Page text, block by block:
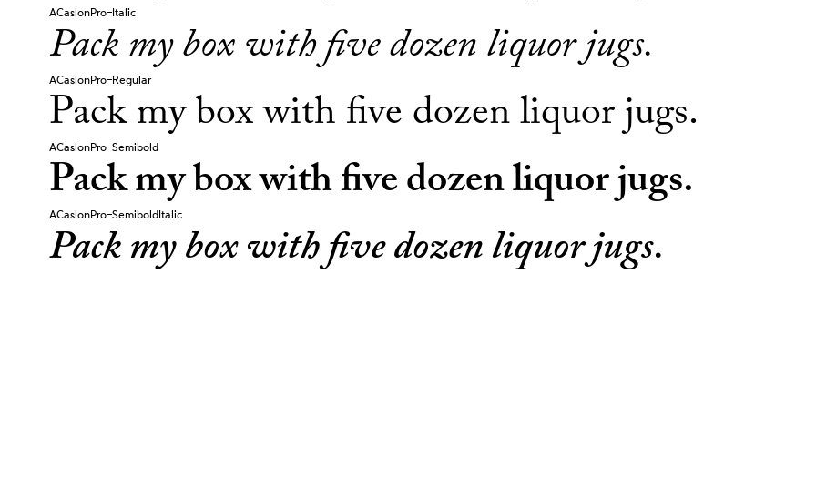
ACaslonPro-Italic
Pack my box with five dozen liquor jugs.
ACaslonPro-Regular
Pack my box with five dozen liquor jugs.
ACaslonPro-Semibold
Pack my box with five dozen liquor jugs.
ACaslonPro-SemiboldItalic
Pack my box with five dozen liquor jugs.